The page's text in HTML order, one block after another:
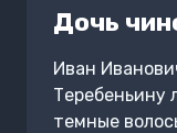
Дочь
Иван
Теребеньину
темные